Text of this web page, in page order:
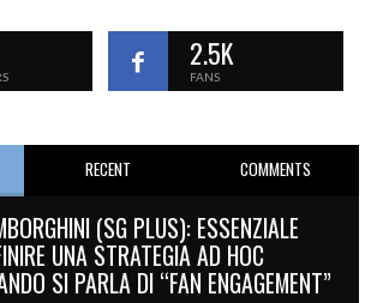
2.5K
FANS
RECENT COMMENTS
(SG PLUS): ESSENZIALE
UNA STRATEGIA AD HOC
SI PARLA DI “FAN ENGAGEMENT”